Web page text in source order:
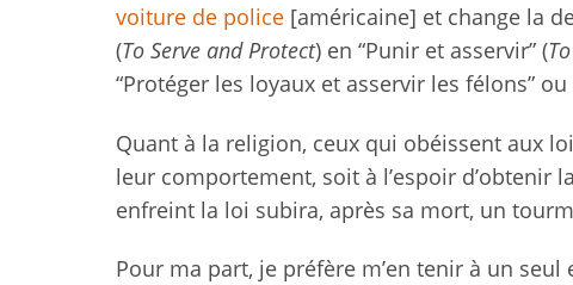
voiture de police [américaine] et change la
(To Serve and Protect) en “Punir et asservir” (
“Protéger les loyaux et asservir les félons”
Quant à la religion, ceux qui obéissent aux
leur comportement, soit à l’espoir d’obtenir
enfreint la loi subira, après sa mort, un
Pour ma part, je préfère m’en tenir à un